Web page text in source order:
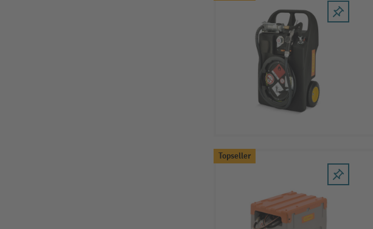
Topseller